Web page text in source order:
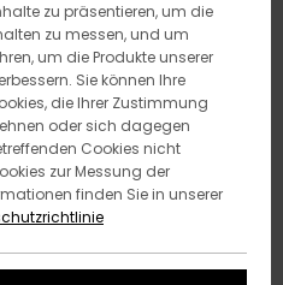
zu präsentieren, um die
zu messen, und um
um die Produkte unserer
Sie können Ihre
die Ihrer Zustimmung
oder sich dagegen
Cookies nicht
zur Messung der
finden Sie in unserer